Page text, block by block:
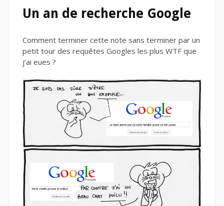
Un an de recherche Google
Comment terminer cette note sans terminer par un
petit tour des requêtes Googles les plus WTF que
j’ai eues ?